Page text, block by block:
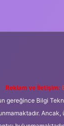
Reklam ve İletişim:
gereğince Bilgi